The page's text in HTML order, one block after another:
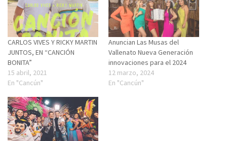
CARLOS VIVES Y RICKY MARTIN
JUNTOS, EN “CANCIÓN
BONITA”
15 abril, 2021
En "Cancún"
Anuncian Las Musas del
Vallenato Nueva Generación
innovaciones para el 2024
12 marzo, 2024
En "Cancún"